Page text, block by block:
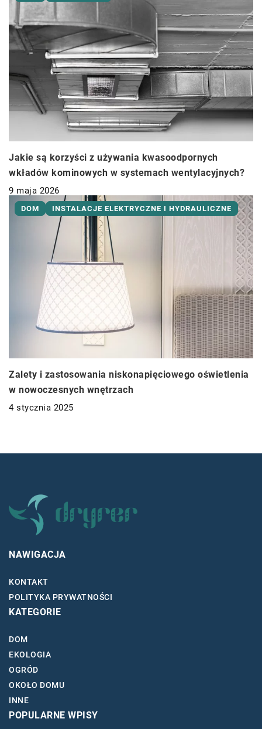
Jakie są korzyści z używania kwasoodpornych
wkładów kominowych w systemach wentylacyjnych?
9 maja 2026
DOM INSTALACJE ELEKTRYCZNE I HYDRAULICZNE
Zalety i zastosowania niskonapięciowego oświetlenia
w nowoczesnych wnętrzach
4 stycznia 2025
NAWIGACJA
KONTAKT
POLITYKA PRYWATNOŚCI
KATEGORIE
DOM
EKOLOGIA
OGRÓD
OKOŁO DOMU
INNE
POPULARNE WPISY